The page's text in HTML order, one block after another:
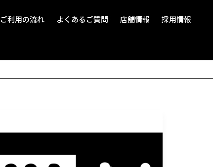
ご利用の流れ よくあるご質問 店舗情報 採用情報